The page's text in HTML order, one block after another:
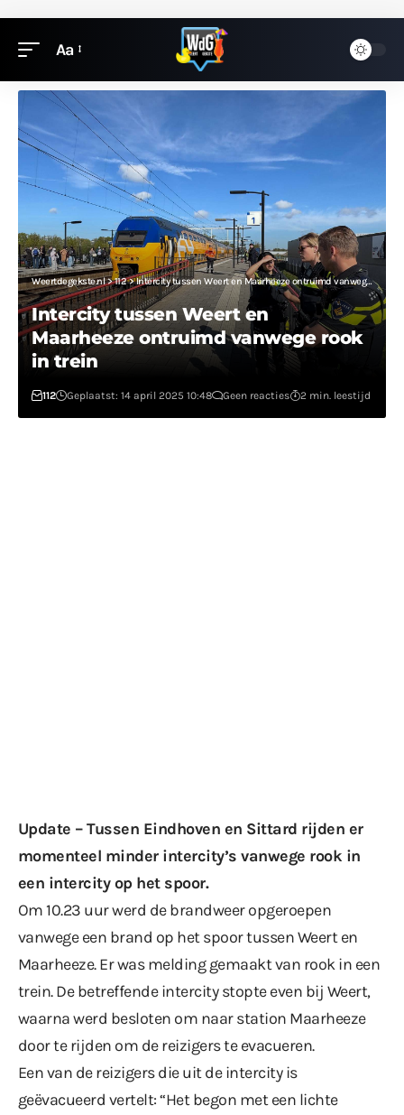
Aa
Weertdegekste.nl>112>Intercity tussen Weert en Maarheeze ontruimd vanwege rook in trein
Intercity tussen Weert en
Maarheeze ontruimd vanwege rook
in trein
112 Geplaatst: 14 april 2025 10:48 Geen reacties 2 min. leestijd
Update – Tussen Eindhoven en Sittard rijden er
momenteel minder intercity’s vanwege rook in
een intercity op het spoor.
Om 10.23 uur werd de brandweer opgeroepen
vanwege een brand op het spoor tussen Weert en
Maarheeze. Er was melding gemaakt van rook in een
trein. De betreffende intercity stopte even bij Weert,
waarna werd besloten om naar station Maarheeze
door te rijden om de reizigers te evacueren.
Een van de reizigers die uit de intercity is
geëvacueerd vertelt: “Het begon met een lichte